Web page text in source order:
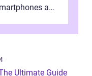
and
Ultimate Guide